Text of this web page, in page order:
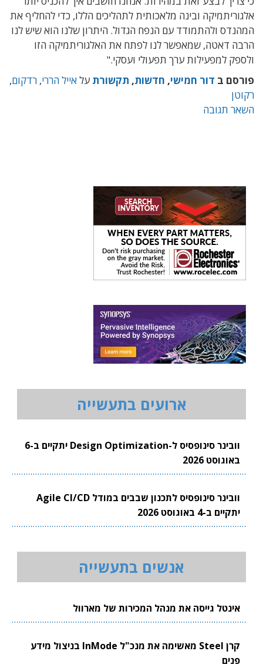
אלגוריתמיקה ובינה מלאכותית לתהליכים הללו, כדי להחליף את
המהנדס ולהתמודד עם הנפח הגדול. היתרון שלנו הוא שיש לנו
הרבה דאטה, שמאפשר לנו לפתח את האלגוריתמיקה הזו
ולספק למפעילות ערך תפעולי ועסקי."
פורסם ב דור חמישי, חדשות, תקשורת עלאייל הררי, רדקום,
רקוטן
השאר תגובה
ארועים בתעשייה
וובינר סינופסיס ל-Design Optimization יתקיים ב-6
באוגוסט 2026
וובינר סינופסיס לתכנון שבבים במודל Agile CI/CD
יתקיים ב-4 באוגוסט 2026
אנשים בתעשייה
אינטל גייסה את מנהל המכירות של מארוול
קרן Steel מאשימה את מנכ"ל InMode בניצול מידע
פנים